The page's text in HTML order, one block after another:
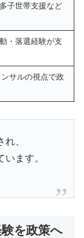
子世帯支援など
・落選経験が支
サルの視点で政
、
ます。
を政策へ